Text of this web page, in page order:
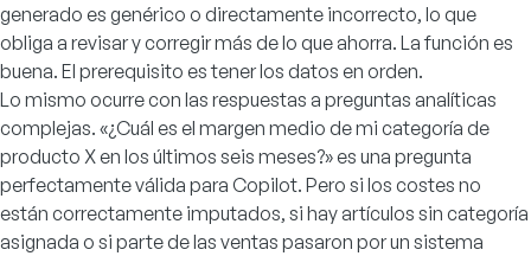
generado es genérico o directamente incorrecto, lo que
obliga a revisar y corregir más de lo que ahorra. La función es
buena. El prerequisito es tener los datos en orden.
Lo mismo ocurre con las respuestas a preguntas analíticas
complejas. «¿Cuál es el margen medio de mi categoría de
producto X en los últimos seis meses?» es una pregunta
perfectamente válida para Copilot. Pero si los costes no
están correctamente imputados, si hay artículos sin categoría
asignada o si parte de las ventas pasaron por un sistema